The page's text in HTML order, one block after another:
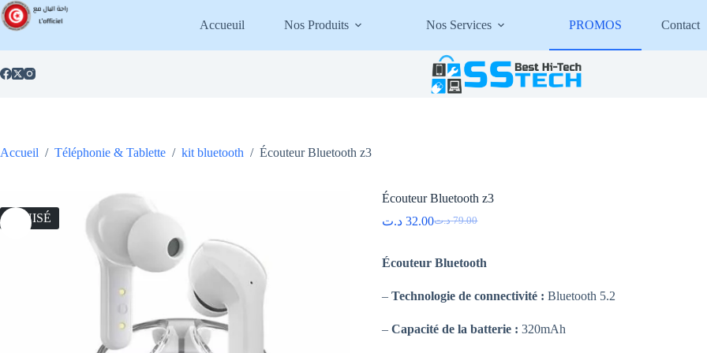
Passer
au
contenu
Accueuil Nos Produits Nos Services PROMOS Contact
Accueil / Téléphonie & Tablette / kit bluetooth / Écouteur Bluetooth z3
ÉPUISÉ
Écouteur Bluetooth z3
79.00 د.تLe
était :
32.00 د.ت
Le
est :
Écouteur Bluetooth
–Technologie de connectivité : Bluetooth 5.2
–Capacité de la batterie : 320mAh